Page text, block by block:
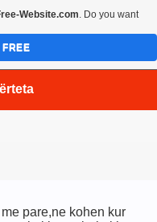
pare,ne kohen kur
Website.com. Do you want
FREE